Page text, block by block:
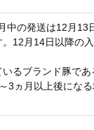
中の発送は12月13
12月14日以降の
るブランド豚で
3ヵ月以上後にな